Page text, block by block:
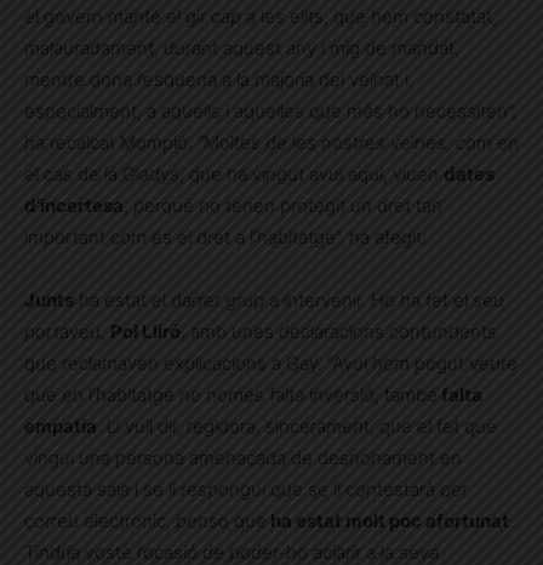
el govern manté el gir cap a les elits, que hem constatat,
malauradament, durant aquest any i mig de mandat,
mentre dona l’esquena a la majoria del veïnat i,
especialment, a aquells i aquelles que més ho necessiten”,
ha recalcat Mompió. “Moltes de les nostres veïnes, com en
el cas de la Gladys, que ha vingut avui aquí, viuen dates
d’incertesa , perquè no tenen protegit un dret tan
important com és el dret a l’habitatge”, ha afegit.
Junts ha estat el darrer grup a intervenir. Ho ha fet el seu
portaveu,
Pol Lliró , amb unes declaracions contundents
que reclamaven explicacions a Gay. “Avui hem pogut veure
que en l’habitatge no només falta inversió, també falta
empatia . Li vull dir, regidora, sincerament, que el fet que
vingui una persona amenaçada de desnonament en
aquesta sala i se li respongui que se li contestarà per
correu electrònic, penso que ha estat molt poc afortunat
Tindria vostè l’ocasió de poder-ho aclarir a la seva